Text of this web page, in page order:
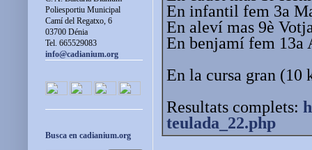
En infantil fem 3a
En aleví mas 9è
En benjamí fem 13a
En la cursa gran
Resultats complets:
teulada_22.php
Poliesportiu Municipal
Camí del Regatxo, 6
03700 Dénia
Tel. 665529083
info@cadianium.org
Busca en cadianium.org